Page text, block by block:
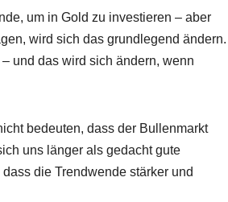
um in Gold zu investieren – aber
wird sich das grundlegend ändern.
und das wird sich ändern, wenn
bedeuten, dass der Bullenmarkt
uns länger als gedacht gute
die Trendwende stärker und